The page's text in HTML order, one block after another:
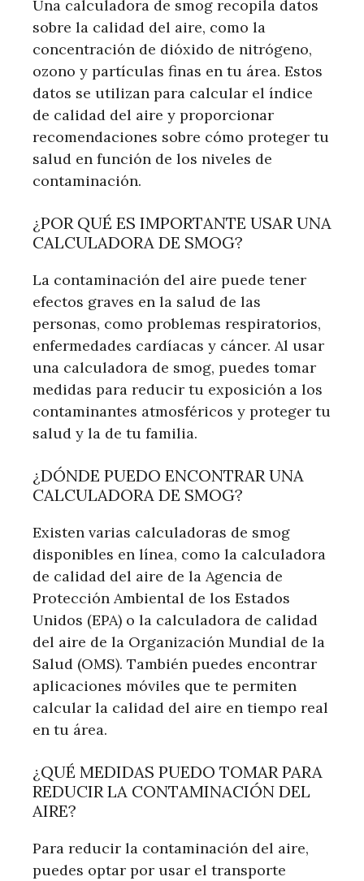
Una calculadora de smog recopila datos
sobre la calidad del aire, como la
concentración de dióxido de nitrógeno,
ozono y partículas finas en tu área. Estos
datos se utilizan para calcular el índice
de calidad del aire y proporcionar
recomendaciones sobre cómo proteger tu
salud en función de los niveles de
contaminación.
¿POR QUÉ ES IMPORTANTE USAR UNA
CALCULADORA DE SMOG?
La contaminación del aire puede tener
efectos graves en la salud de las
personas, como problemas respiratorios,
enfermedades cardíacas y cáncer. Al usar
una calculadora de smog, puedes tomar
medidas para reducir tu exposición a los
contaminantes atmosféricos y proteger tu
salud y la de tu familia.
¿DÓNDE PUEDO ENCONTRAR UNA
CALCULADORA DE SMOG?
Existen varias calculadoras de smog
disponibles en línea, como la calculadora
de calidad del aire de la Agencia de
Protección Ambiental de los Estados
Unidos (EPA) o la calculadora de calidad
del aire de la Organización Mundial de la
Salud (OMS). También puedes encontrar
aplicaciones móviles que te permiten
calcular la calidad del aire en tiempo real
en tu área.
¿QUÉ MEDIDAS PUEDO TOMAR PARA
REDUCIR LA CONTAMINACIÓN DEL
AIRE?
Para reducir la contaminación del aire,
puedes optar por usar el transporte